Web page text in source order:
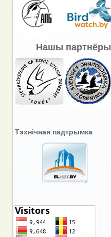
Нашы партнёры
Тэхнічная падтрымка